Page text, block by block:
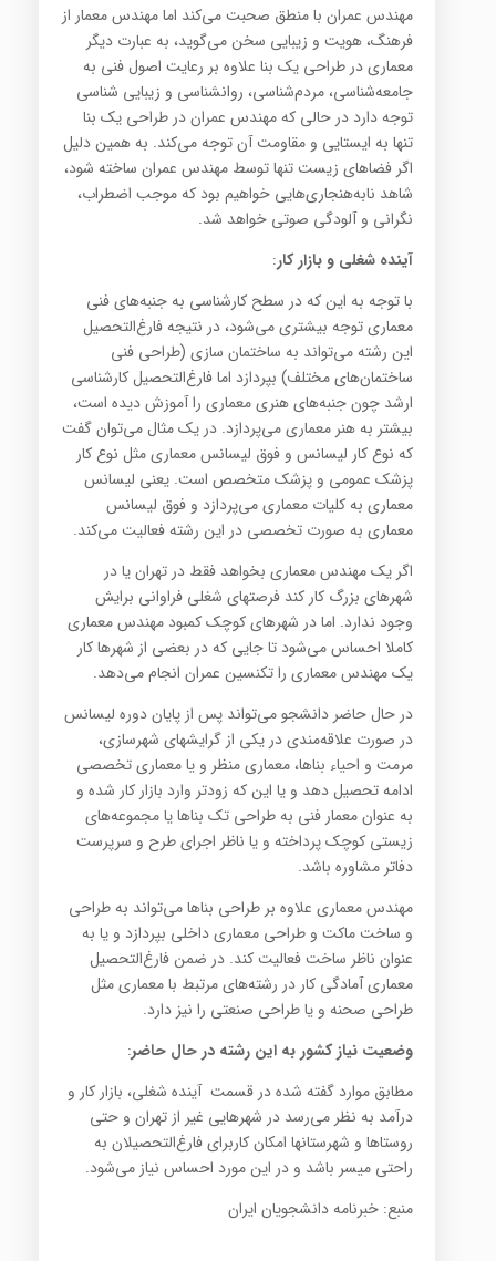
مهندس عمران با منطق صحبت می‌کند اما مهندس معمار از
فرهنگ، هویت و زیبایی سخن می‌گوید، به عبارت دیگر
معماری در طراحی یک بنا علاوه بر رعایت اصول فنی به
جامعه‌شناسی، مردم‌شناسی، روانشناسی و زیبایی شناسی
توجه دارد در حالی که مهندس عمران در طراحی یک بنا
تنها به ایستایی و مقاومت آن توجه می‌کند. به همین دلیل
اگر فضاهای زیست تنها توسط مهندس عمران ساخته شود،
شاهد نابه‌هنجاری‌هایی خواهیم بود که موجب اضطراب،
نگرانی و آلودگی صوتی خواهد شد.
آینده شغلی و بازار کار:
با توجه به این که در سطح کارشناسی به جنبه‌های فنی
معماری توجه بیشتری می‌شود، در نتیجه فارغ‌التحصیل
این رشته می‌تواند به ساختمان سازی (طراحی فنی
ساختمان‌های مختلف) بپردازد اما فارغ‌التحصیل کارشناسی
ارشد چون جنبه‌های هنری معماری را آموزش دیده است،
بیشتر به هنر معماری می‌پردازد. در یک مثال می‌توان گفت
که نوع کار لیسانس و فوق لیسانس معماری مثل نوع کار
پزشک عمومی و پزشک متخصص است. یعنی لیسانس
معماری به کلیات معماری می‌پردازد و فوق لیسانس
معماری به صورت تخصصی در این رشته فعالیت می‌کند.
اگر یک مهندس معماری بخواهد فقط در تهران یا در
شهرهای بزرگ کار کند فرصتهای شغلی فراوانی برایش
وجود ندارد. اما در شهرهای کوچک کمبود مهندس معماری
کاملا احساس می‌شود تا جایی که در بعضی از شهرها کار
یک مهندس معماری را تکنسین عمران انجام می‌دهد.
در حال حاضر دانشجو می‌تواند پس از پایان دوره لیسانس
در صورت علاقه‌مندی در یکی از گرایشهای شهرسازی،
مرمت و احیاء بناها، معماری منظر و یا معماری تخصصی
ادامه تحصیل دهد و یا این که زودتر وارد بازار کار شده و
به عنوان معمار فنی به طراحی تک بناها یا مجموعه‌های
زیستی کوچک پرداخته و یا ناظر اجرای طرح و سرپرست
دفاتر مشاوره باشد.
مهندس معماری علاوه بر طراحی بناها می‌تواند به طراحی
و ساخت ماکت و طراحی معماری داخلی بپردازد و یا به
عنوان ناظر ساخت فعالیت کند. در ضمن فارغ‌التحصیل
معماری آمادگی کار در رشته‌های مرتبط با معماری مثل
طراحی صحنه و یا طراحی صنعتی را نیز دارد.
وضعیت نیاز کشور به این رشته در حال حاضر:
مطابق موارد گفته شده در قسمت آینده ‌شغلی، بازار کار و
درآمد به نظر می‌رسد در شهرهایی غیر از تهران و حتی
روستاها و شهرستانها امکان کاربرای فارغ‌التحصیلان به
راحتی میسر باشد و در این مورد احساس نیاز می‌شود.
منبع: خبرنامه دانشجویان ایران